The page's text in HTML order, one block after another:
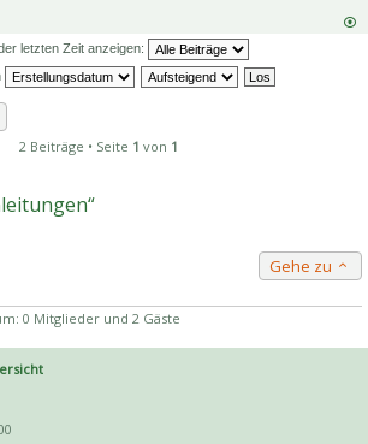
letzten Zeit anzeigen:
2 Beiträge • Seite 1 von 1
Gehe zu
0 Mitglieder und 2 Gäste